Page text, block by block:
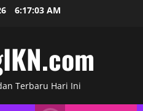
6:17:03 AM
Terbaru Hari Ini